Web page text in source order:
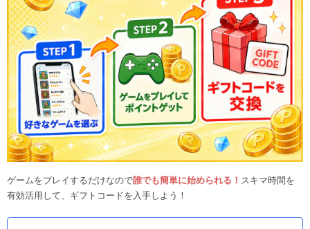
ゲームをプレイするだけなので誰でも簡単に始められる！ スキマ時間を
有効活用して、ギフトコードを入手しよう！